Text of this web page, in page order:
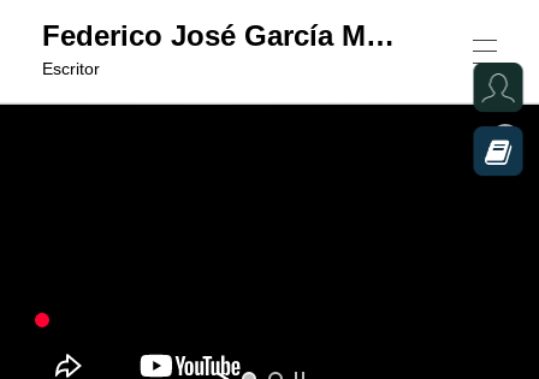
Federico José García Mariana
Escritor